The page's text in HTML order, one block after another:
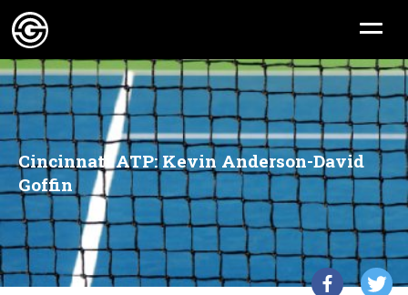
Cincinnati ATP: Kevin Anderson-David
Goffin